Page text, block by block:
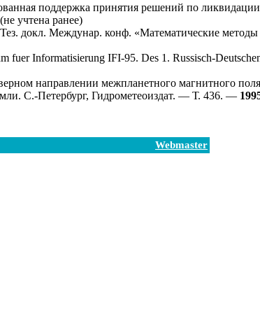
поддержка принятия решений по ликвидации
учтена ранее)
докл. Междунар. конф. «Математические методы
fuer Informatisierung IFI-95. Des 1. Russisch-
направлении межпланетного магнитного
С.-Петербург, Гидрометеоиздат. — Т. 436. —
Webmaster